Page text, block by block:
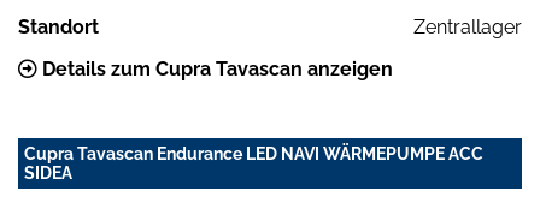
Standort
Zentrallager
Details zum Cupra Tavascan anzeigen
Cupra Tavascan Endurance LED NAVI WÄRMEPUMPE ACC
SIDEA